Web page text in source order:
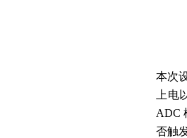
本次
上电
ADC
否触